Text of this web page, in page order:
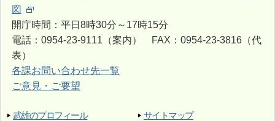
図
開庁時間：平日8時30分～17時15分
電話：0954-23-9111（案内） FAX：0954-23-3816（代
表）
各課お問い合わせ先一覧
ご意見・ご要望
武雄のプロフィール
サイトマップ